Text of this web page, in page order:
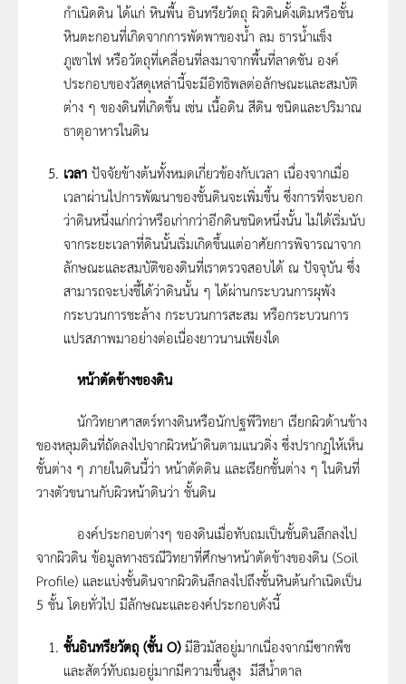
กำเนิดดิน ได้แก่ หินพื้น อินทรียวัตถุ ผิวดินดั้งเดิมหรือชั้น
หินตะกอนที่เกิดจากการพัดพาของน้ำ ลม ธารน้ำแข็ง
ภูเขาไฟ หรือวัตถุที่เคลื่อนที่ลงมาจากพื้นที่ลาดชัน องค์
ประกอบของวัสดุเหล่านี้จะมีอิทธิพลต่อลักษณะและสมบัติ
ต่าง ๆ ของดินที่เกิดขึ้น เช่น เนื้อดิน สีดิน ชนิดและปริมาณ
ธาตุอาหารในดิน
เวลา ปัจจัยข้างต้นทั้งหมดเกี่ยวข้องกับเวลา เนื่องจากเมื่อ
เวลาผ่านไปการพัฒนาของชั้นดินจะเพิ่มขึ้น ซึ่งการที่จะบอก
ว่าดินหนึ่งแก่กว่าหรือเก่ากว่าอีกดินชนิดหนึ่งนั้น ไม่ได้เริ่มนับ
จากระยะเวลาที่ดินนั้นเริ่มเกิดขึ้นแต่อาศัยการพิจารณาจาก
ลักษณะและสมบัติของดินที่เราตรวจสอบได้ ณ ปัจจุบัน ซึ่ง
สามารถจะบ่งชี้ได้ว่าดินนั้น ๆ ได้ผ่านกระบวนการผุพัง
กระบวนการชะล้าง กระบวนการสะสม หรือกระบวนการ
แปรสภาพมาอย่างต่อเนื่องยาวนานเพียงใด
หน้าตัดข้างของดิน
นักวิทยาศาสตร์ทางดินหรือนักปฐพีวิทยา เรียกผิวด้านข้าง
ของหลุมดินที่ถัดลงไปจากผิวหน้าดินตามแนวดิ่ง ซึ่งปรากฏให้เห็น
ชั้นต่าง ๆ ภายในดินนี้ว่า หน้าตัดดิน และเรียกชั้นต่าง ๆ ในดินที่
วางตัวขนานกับผิวหน้าดินว่า ชั้นดิน
องค์ประกอบต่างๆ ของดินเมื่อทับถมเป็นชั้นดินลึกลงไป
จากผิวดิน ข้อมูลทางธรณีวิทยาที่ศึกษาหน้าตัดข้างของดิน (Soil
Profile) และแบ่งชั้นดินจากผิวดินลึกลงไปถึงชั้นหินต้นกำเนิดเป็น
5 ชั้น โดยทั่วไป มีลักษณะและองค์ประกอบดังนี้
ชั้นอินทรียวัตถุ (ชั้น O)มีฮิวมัสอยู่มากเนื่องจากมีซากพืช
และสัตว์ทับถมอยู่มากมีความชื้นสูง มีสีน้ำตาล